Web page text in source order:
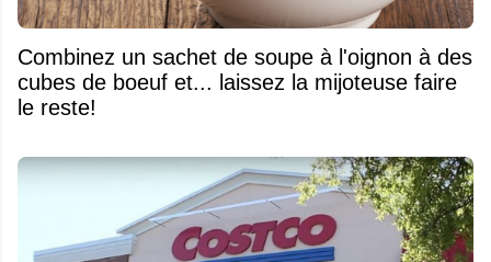
Combinez un sachet de soupe à l'oignon à des
cubes de boeuf et... laissez la mijoteuse faire
le reste!